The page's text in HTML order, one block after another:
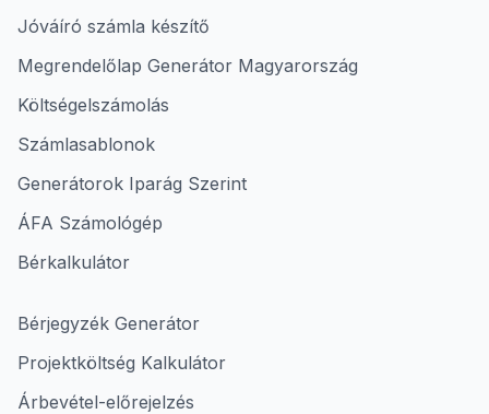
Jóváíró számla készítő
Megrendelőlap Generátor Magyarország
Költségelszámolás
Számlasablonok
Generátorok Iparág Szerint
ÁFA Számológép
Bérkalkulátor
Bérjegyzék Generátor
Projektköltség Kalkulátor
Árbevétel-előrejelzés